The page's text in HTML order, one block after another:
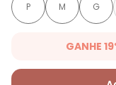
P M G
GANHE
Ganhe 19% OFF